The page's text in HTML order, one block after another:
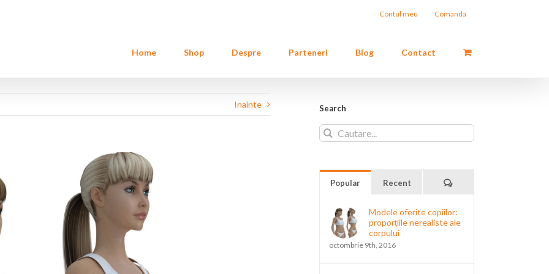
Contul meu Comanda
Home Shop Despre Parteneri Blog Contact
Inainte Search
Cautare...
Popular Recent Comments
Modele oferite copiilor:
proporțiile nerealiste ale
corpului
octombrie 9th, 2016